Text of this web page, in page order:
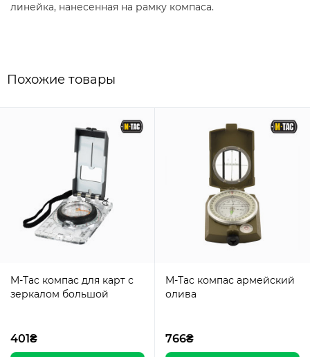
линейка, нанесенная на рамку компаса.
Похожие товары
M-Tac компас для карт с
зеркалом большой
401₴
M-Tac компас армейский
олива
766₴